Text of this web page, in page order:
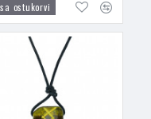
võimsaks muuta.
tegutsema.
ja oskust elus
lisatuge, mis aitaks sul
siis Tiigrisilm aitab
ma sul tuua enda
ostukorvi